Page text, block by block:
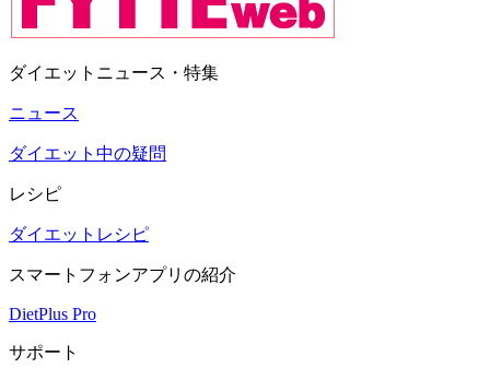
ダイエットニュース・特集
ニュース
ダイエット中の疑問
レシピ
ダイエットレシピ
スマートフォンアプリの紹介
DietPlus Pro
サポート